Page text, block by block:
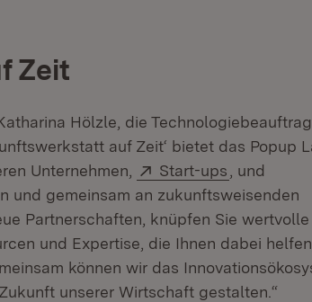
Zeit
Hölzle, die
auf Zeit‘ bietet das Popup
Unternehmen,
Extern:
Start-ups (Öffnet in
, und
und gemeinsam an zukunftsweisenden
Partnerschaften, knüpfen Sie wertvolle
und Expertise, die Ihnen dabei
können wir das
unserer Wirtschaft gestalten.“